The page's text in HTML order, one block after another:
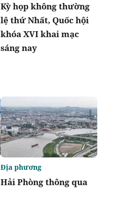
Kỳ họp không thường
lệ thứ Nhất, Quốc hội
khóa XVI khai mạc
sáng nay
Hải Phòng thông qua
Địa phương